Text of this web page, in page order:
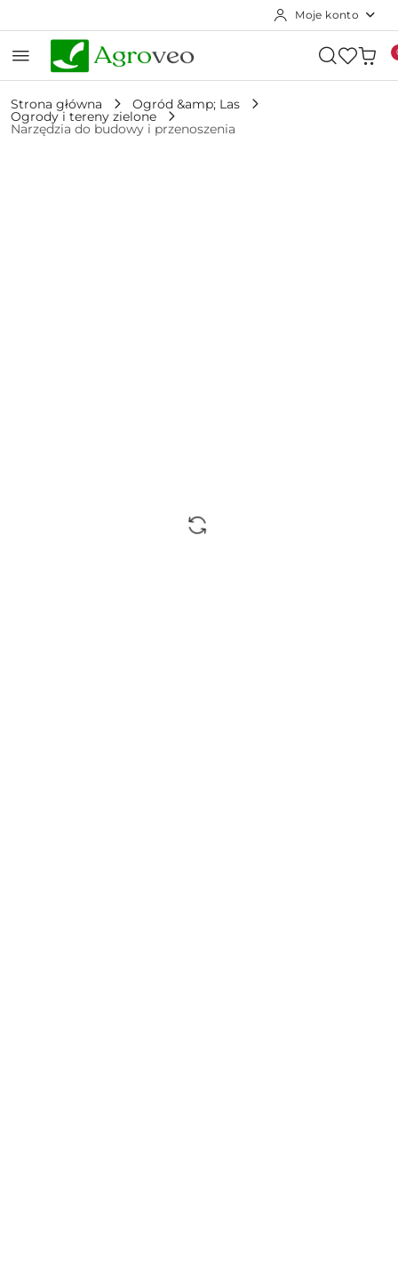
Moje konto
Strona główna Ogród &amp; Las
Ogrody i tereny zielone
Narzędzia do budowy i przenoszenia